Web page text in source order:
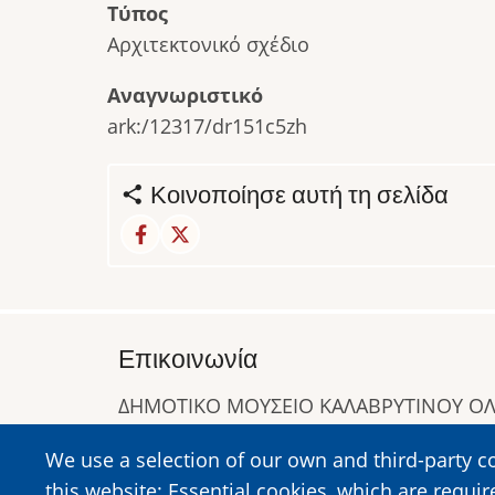
Τύπος
Αρχιτεκτονικό σχέδιο
Αναγνωριστικό
ark:/12317/dr151c5zh
Κοινοποίησε αυτή τη σελίδα
We use a selection of our own and third-party
Επικοινωνία
ΔΗΜΟΤΙΚΟ ΜΟΥΣΕΙΟ ΚΑΛΑΒΡΥΤΙΝΟΥ
Τηλ:2692023646, 2692360220